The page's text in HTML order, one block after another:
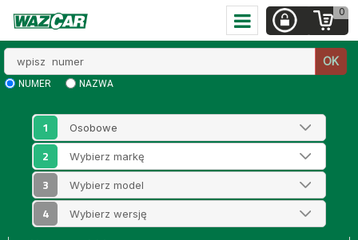
0
numer
OK
NUMER NAZWA
1
2
3
4